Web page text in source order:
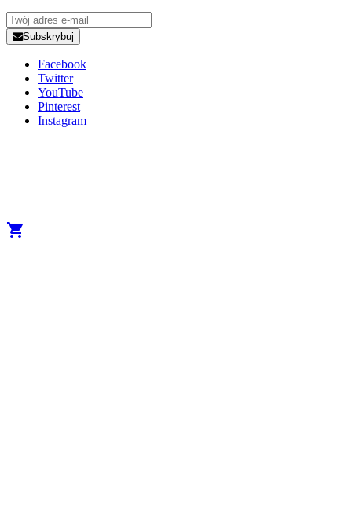
Subskrybuj
Facebook
Twitter
YouTube
Pinterest
Instagram
